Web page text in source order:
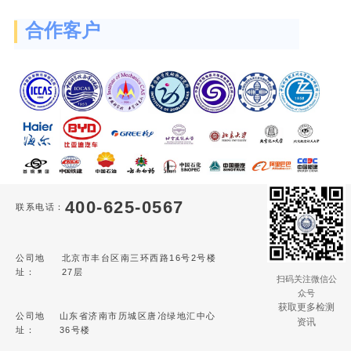
合作客户
联系电话： 400-625-0567
公司地
址：
北京市丰台区南三环西路16号2号楼
27层
公司地
址：
山东省济南市历城区唐冶绿地汇中心
36号楼
扫码关注微信公
众号
获取更多检测
资讯